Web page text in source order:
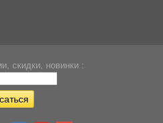
скидки, новинки :